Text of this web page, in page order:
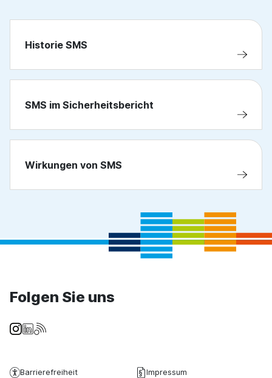
Historie SMS
SMS im Sicherheitsbericht
Wirkungen von SMS
Folgen Sie uns
Barrierefreiheit Impressum